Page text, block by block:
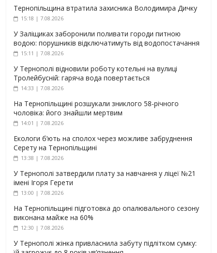
Тернопільщина втратила захисника Володимира Дичку
15:18 | 7.08.2026
У Заліщиках заборонили поливати городи питною
водою: порушників відключатимуть від водопостачання
15:11 | 7.08.2026
У Тернополі відновили роботу котельні на вулиці
Тролейбусній: гаряча вода повертається
14:33 | 7.08.2026
На Тернопільщині розшукали зниклого 58-річного
чоловіка: його знайшли мертвим
14:01 | 7.08.2026
Екологи б’ють на сполох через можливе забруднення
Серету на Тернопільщині
13:38 | 7.08.2026
У Тернополі затвердили плату за навчання у ліцеї №21
імені Ігоря Герети
13:00 | 7.08.2026
На Тернопільщині підготовка до опалювального сезону
виконана майже на 60%
12:30 | 7.08.2026
У Тернополі жінка привласнила забуту підлітком сумку: